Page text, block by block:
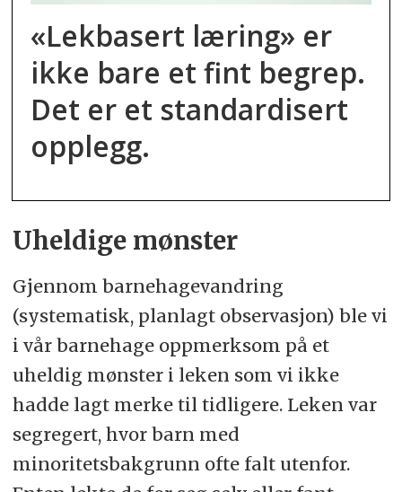
«Lekbasert læring» er
ikke bare et fint begrep.
Det er et standardisert
opplegg.
Uheldige mønster
Gjennom barnehagevandring
(systematisk, planlagt observasjon) ble vi
i vår barnehage oppmerksom på et
uheldig mønster i leken som vi ikke
hadde lagt merke til tidligere. Leken var
segregert, hvor barn med
minoritetsbakgrunn ofte falt utenfor.